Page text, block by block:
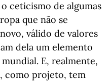
ceticismo de algumas
que não se
válido de valores
dela um elemento
E, realmente,
como projeto, tem